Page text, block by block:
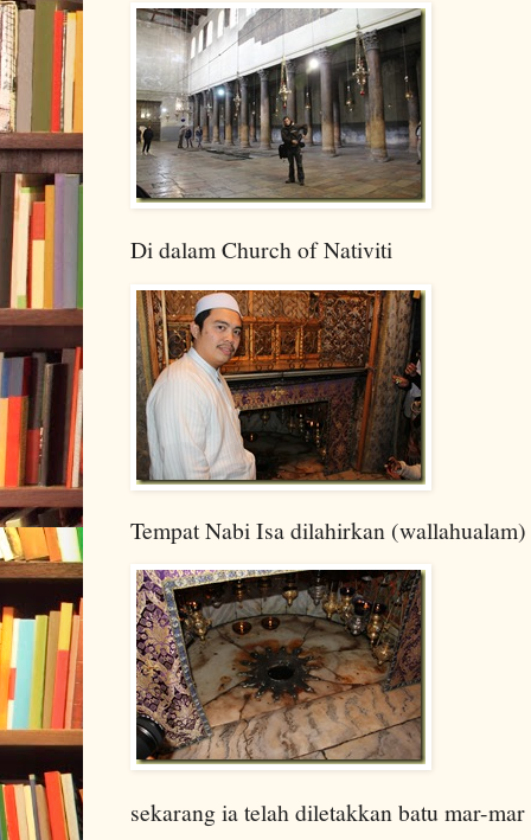
Di dalam Church of Nativiti
Tempat Nabi Isa dilahirkan (wallahualam)
sekarang ia telah diletakkan batu mar-mar